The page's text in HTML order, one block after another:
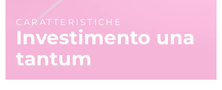
CARATTERISTICHE
Investimento una
tantum